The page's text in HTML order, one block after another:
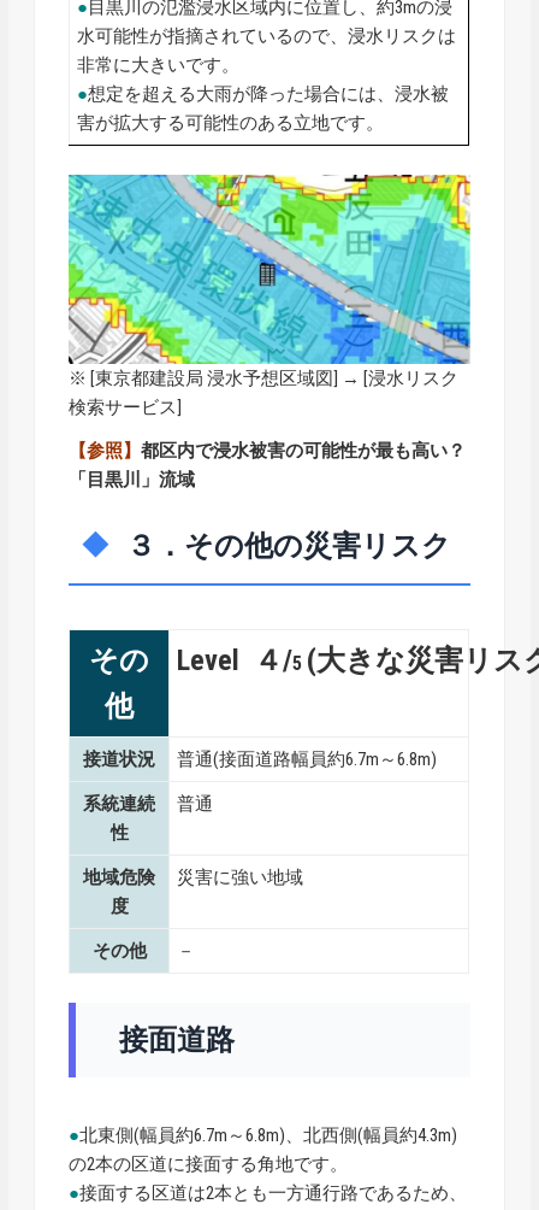
● 目黒川の氾濫浸水区域内に位置し、約3mの浸
水可能性が指摘されているので、浸水リスクは
非常に大きいです。
●想定を超える大雨が降った場合には、浸水被
害が拡大する可能性のある立地です。
※ [東京都建設局 浸水予想区域図] → [浸水リスク
検索サービス]
【参照】都区内で浸水被害の可能性が最も高い？
「目黒川」流域
３．その他の災害リスク
その
他
Level ４/5 (大きな災害リス
接道状況 普通(接面道路幅員約6.7m～6.8m)
系統連続
性
普通
地域危険
度
災害に強い地域
その他 －
接面道路
●北東側(幅員約6.7m～6.8m)、北西側(幅員約4.3m)
の2本の区道に接面する角地です。
●接面する区道は2本とも一方通行路であるため、